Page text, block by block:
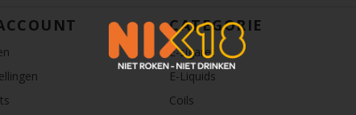
CATEGORIE
E-sigaret
E-Liquids
Coils